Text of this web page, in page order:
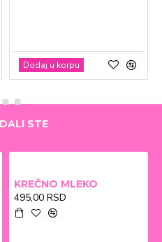
Dodaj u korpu
STE
KREČNO MLEKO
495,00 RSD